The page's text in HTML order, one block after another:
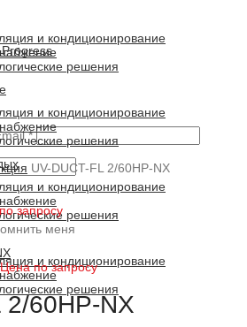
*
меня
и кондиционирование
решения
и кондиционирование
решения
и кондиционирование
решения
и кондиционирование
решения
UV-DUCT-FL 2/60HP-NX
запросу
Цена по запросу
2/60HP-NX